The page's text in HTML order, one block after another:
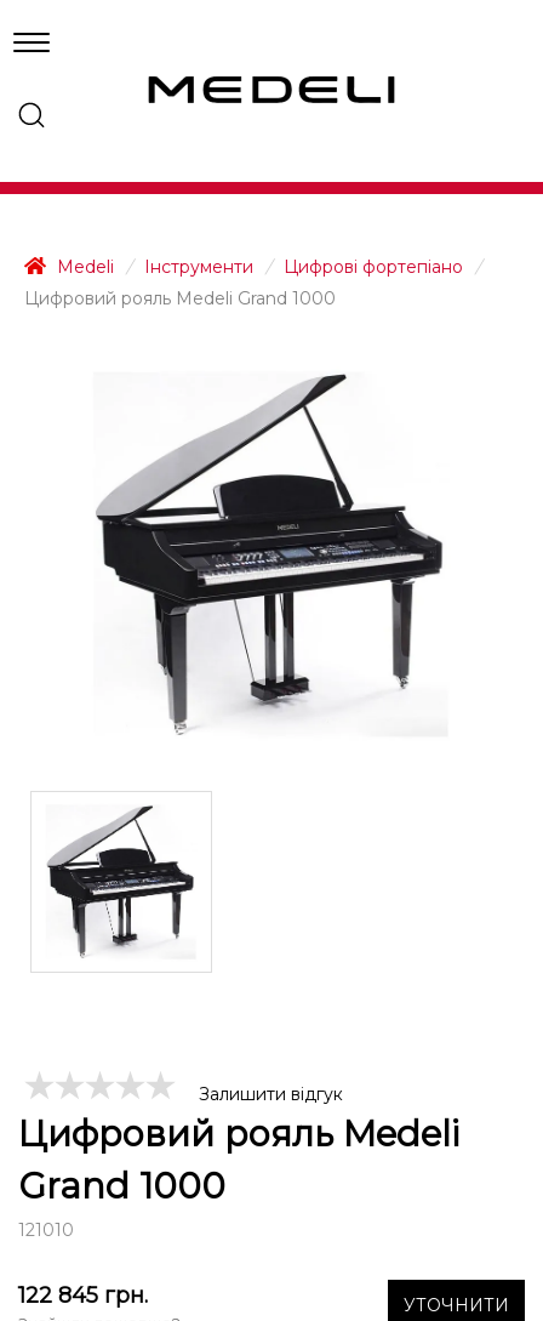
Medeli / Інструменти / Цифрові фортепіано
/
Цифровий рояль Medeli Grand 1000
Залишити відгук
Цифровий рояль Medeli
Grand 1000
121010
122 845 грн. УТОЧНИТИ